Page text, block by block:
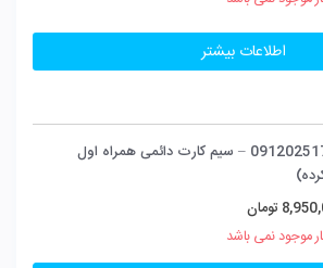
اطلاعات بیشتر
09120251712 – سیم کارت دائمی همراه اول
تومان
موجود نمی باشد